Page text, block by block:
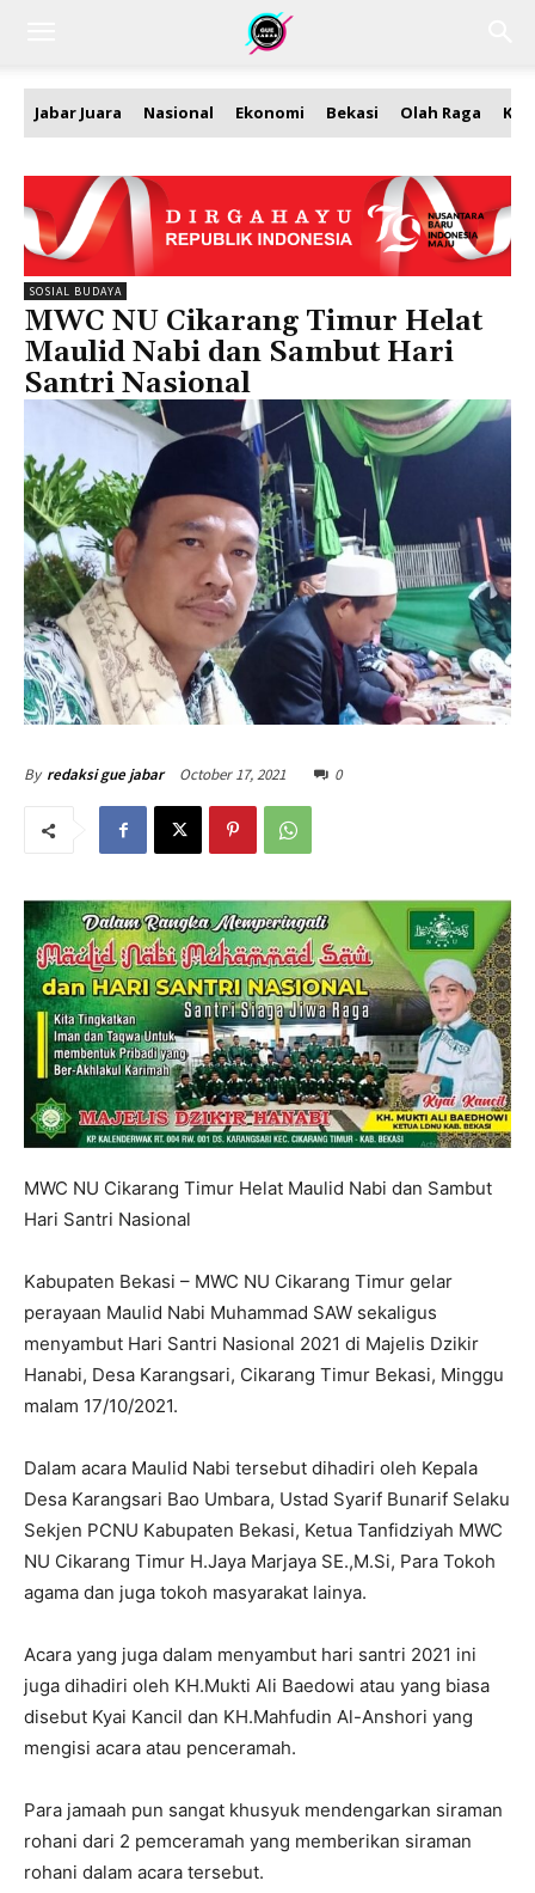
Jabar Juara Nasional Ekonomi Bekasi Olah Raga
SOSIAL BUDAYA
MWC NU Cikarang Timur Helat
Maulid Nabi dan Sambut Hari
Santri Nasional
By redaksi gue jabar October 17, 2021 0
MWC NU Cikarang Timur Helat Maulid Nabi dan Sambut
Hari Santri Nasional
Kabupaten Bekasi – MWC NU Cikarang Timur gelar
perayaan Maulid Nabi Muhammad SAW sekaligus
menyambut Hari Santri Nasional 2021 di Majelis Dzikir
Hanabi, Desa Karangsari, Cikarang Timur Bekasi, Minggu
malam 17/10/2021.
Dalam acara Maulid Nabi tersebut dihadiri oleh Kepala
Desa Karangsari Bao Umbara, Ustad Syarif Bunarif Selaku
Sekjen PCNU Kabupaten Bekasi, Ketua Tanfidziyah MWC
NU Cikarang Timur H.Jaya Marjaya SE.,M.Si, Para Tokoh
agama dan juga tokoh masyarakat lainya.
Acara yang juga dalam menyambut hari santri 2021 ini
juga dihadiri oleh KH.Mukti Ali Baedowi atau yang biasa
disebut Kyai Kancil dan KH.Mahfudin Al-Anshori yang
mengisi acara atau penceramah.
Para jamaah pun sangat khusyuk mendengarkan siraman
rohani dari 2 pemceramah yang memberikan siraman
rohani dalam acara tersebut.